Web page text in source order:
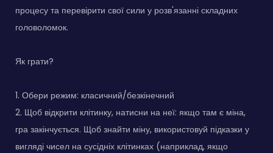
процесу та перевірити свої сили у розв'язанні складних
головоломок.
Як грати?
1. Обери режим: класичний/безкінечний
2. Щоб відкрити клітинку, натисни на неї: якщо там є міна,
гра закінчується. Щоб знайти міну, використовуй підказки у
вигляді чисел на сусідніх клітинках (наприклад, якщо